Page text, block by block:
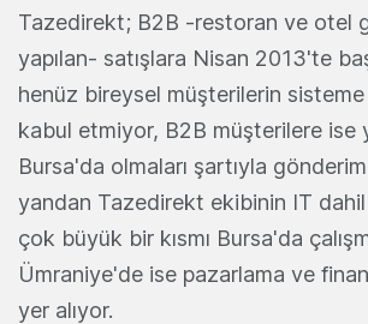
Tazedirekt; B2B -restoran ve otel
yapılan- satışlara Nisan 2013'te
henüz bireysel müşterilerin sisteme
kabul etmiyor, B2B müşterilere ise
Bursa'da olmaları şartıyla
yandan Tazedirekt ekibinin IT
çok büyük bir kısmı Bursa'da
Ümraniye'de ise pazarlama ve
yer alıyor.